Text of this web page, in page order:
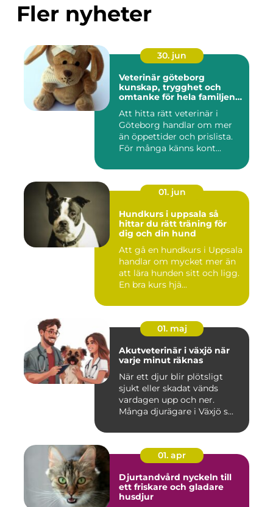
Fler nyheter
30. jun
Veterinär göteborg
kunskap, trygghet och
omtanke för hela familjens
Att hitta rätt veterinär i
Göteborg handlar om mer
än öppettider och prislista.
För många känns kont...
01. jun
Hundkurs i uppsala så
hittar du rätt träning för
dig och din hund
Att gå en hundkurs i Uppsala
handlar om mycket mer än
att lära hunden sitt och ligg.
En bra kurs hjä...
01. maj
Akutveterinär i växjö när
varje minut räknas
När ett djur blir plötsligt
sjukt eller skadat vänds
vardagen upp och ner.
Många djurägare i Växjö s...
01. apr
Djurtandvård nyckeln till
ett friskare och gladare
husdjur